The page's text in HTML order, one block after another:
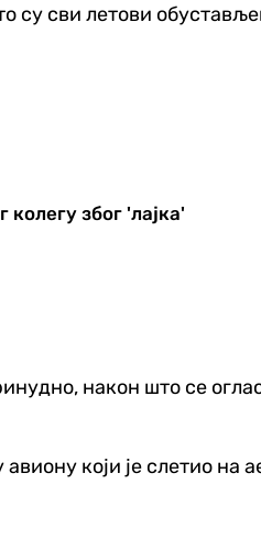
су сви летови
због 'лајка'
након што се
који је слетио на